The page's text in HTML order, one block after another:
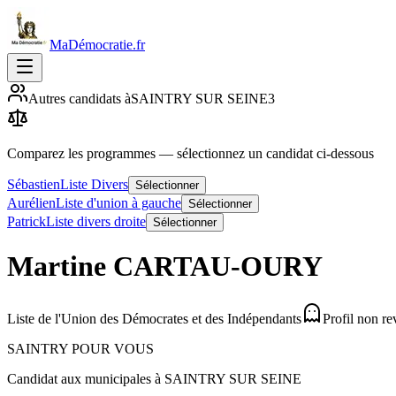
MaDémocratie.fr
Autres candidats àSAINTRY SUR SEINE3
Comparez les programmes — sélectionnez un candidat ci-dessous
SébastienListe Divers Sélectionner
AurélienListe d'union à gauche Sélectionner
PatrickListe divers droite Sélectionner
Martine CARTAU-OURY
Liste de l'Union des Démocrates et des Indépendants
Profil non
SAINTRY POUR VOUS
Candidat aux municipales à SAINTRY SUR SEINE